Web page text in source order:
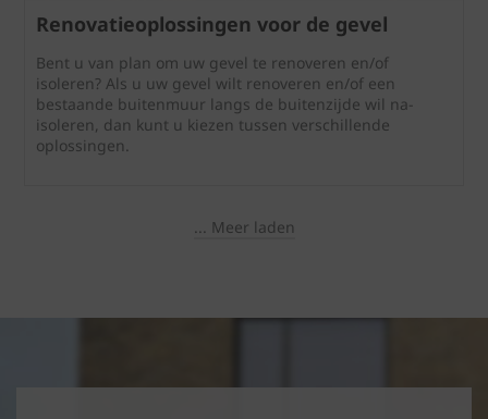
Renovatieoplossingen voor de gevel
Bent u van plan om uw gevel te renoveren en/of
isoleren? Als u uw gevel wilt renoveren en/of een
bestaande buitenmuur langs de buitenzijde wil na-
isoleren, dan kunt u kiezen tussen verschillende
oplossingen.
... Meer laden